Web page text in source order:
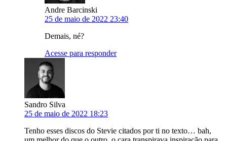
Andre Barcinski
25 de maio de 2022 23:40
Demais, né?
Acesse para responder
Sandro Silva
25 de maio de 2022 18:23
Tenho esses discos do Stevie citados por ti no texto… bah,